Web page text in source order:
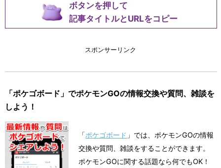
ボタンを押して
記事タイトルとURLをコピー
スポンサーリンク
「ポケゴボード」でポケモンGOの情報交換や質問、雑談を
しよう！
「ポケゴボード 」では、ポケモンGOの情報
交換や質問、雑談をすることができます。
ポケモンGOに関する話題なら何でもOK！